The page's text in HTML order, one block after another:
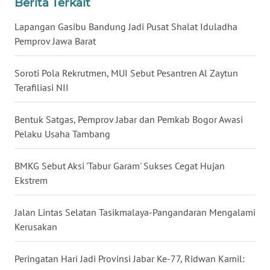
Lapangan Gasibu Bandung Jadi Pusat Shalat Iduladha
Pemprov Jawa Barat
Soroti Pola Rekrutmen, MUI Sebut Pesantren Al Zaytun
Terafiliasi NII
Bentuk Satgas, Pemprov Jabar dan Pemkab Bogor Awasi
Pelaku Usaha Tambang
BMKG Sebut Aksi 'Tabur Garam' Sukses Cegat Hujan
Ekstrem
Jalan Lintas Selatan Tasikmalaya-Pangandaran Mengalami
Kerusakan
Peringatan Hari Jadi Provinsi Jabar Ke-77, Ridwan Kamil:
BABEL
SUMBAR
SUMSEL
WN
BENGKULU
WN
LAMPUNG
WN
JATENG